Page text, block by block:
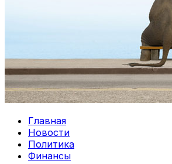
Главная
Новости
Политика
Финансы